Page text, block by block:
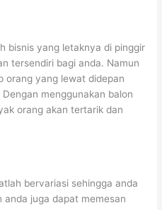
bisnis yang letaknya di pinggir
tersendiri bagi anda. Namun
orang yang lewat didepan
menggunakan balon
orang akan tertarik dan
bervariasi sehingga anda
anda juga dapat memesan